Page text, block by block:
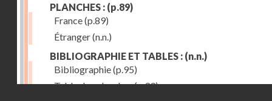
PLANCHES : (p.89)
France(p.89)
Étranger(n.n.)
BIBLIOGRAPHIE ET TABLES : (n.n.)
Bibliographie(p.95)
Table des planches(p.99)